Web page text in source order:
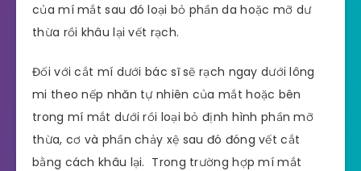
của mí mắt sau đó loại bỏ phần da hoặc mỡ dư
thừa rồi khâu lại vết rạch.
Đối với cắt mí dưới bác sĩ sẽ rạch ngay dưới lông
mi theo nếp nhăn tự nhiên của mắt hoặc bên
trong mí mắt dưới rồi loại bỏ định hình phần mỡ
thừa, cơ và phần chảy xệ sau đó đóng vết cắt
bằng cách khâu lại. Trong trường hợp mí mắt